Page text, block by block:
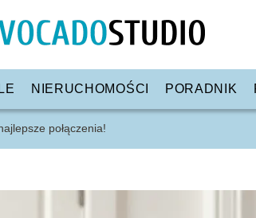
NIERUCHOMOŚCI PORADNIK
połączenia!